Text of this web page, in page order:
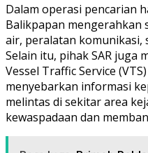
Dalam operasi pencarian
Balikpapan mengerahkan
air, peralatan komunikasi,
Selain itu, pihak SAR juga
Vessel Traffic Service
menyebarkan informasi
melintas di sekitar area
kewaspadaan dan